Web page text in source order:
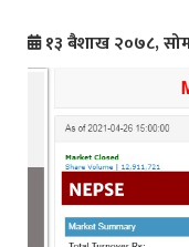
१३ बैशाख २०७८,